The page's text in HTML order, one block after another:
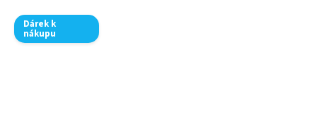
Dárek k
nákupu